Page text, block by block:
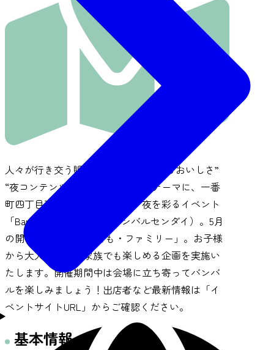
人々が行き交う賑わいの中、“はじけるおいしさ”
“夜コンテンツ” “大人な雰囲気”をテーマに、一番
町四丁目商店街を会場とした、夜を彩るイベント
「Bang BAR SENDAI」（バンバルセンダイ）。5月
の開催テーマは 「こども・ファミリー」。お子様
から大人まで、ご家族でも楽しめる企画を実施い
たします。開催期間中は会場に立ち寄ってバンバ
ルを楽しみましょう！出店者など最新情報は「イ
ベントサイトURL」からご確認ください。
基本情報